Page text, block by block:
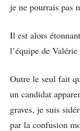
je ne pourrais pas
Il est alors
l’équipe de
Outre le seul fait
un candidat
graves, je suis
par la confusion